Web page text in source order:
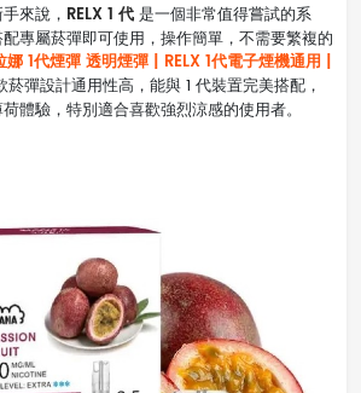
來說， RELX 1 代 是一個非常值得嘗試的系
專屬菸彈即可使用，操作簡單，不需要繁複的
娜 1代煙彈 透明煙彈 | RELX 1代電子煙機通用 |
菸彈設計通用性高，能與 1 代裝置完美搭配，
體驗，特別適合喜歡強烈涼感的使用者。